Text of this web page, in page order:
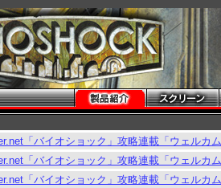
「バイオショック」攻略連載「ウェルカ
「バイオショック」攻略連載「ウェルカ
「バイオショック」攻略連載「ウェルカ